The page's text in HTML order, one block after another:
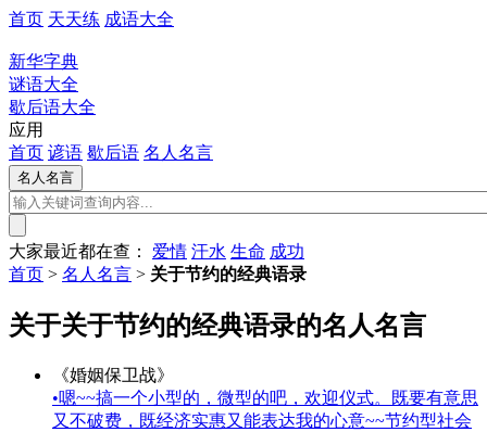
首页 天天练 成语大全
新华字典
谜语大全
歇后语大全
应用
首页 谚语 歇后语 名人名言
大家最近都在查： 爱情 汗水 生命 成功
首页 > 名人名言 > 关于节约的经典语录
关于关于节约的经典语录的名人名言
《婚姻保卫战》
•嗯~~搞一个小型的，微型的吧，欢迎仪式。既要有意思
又不破费，既经济实惠又能表达我的心意~~节约型社会